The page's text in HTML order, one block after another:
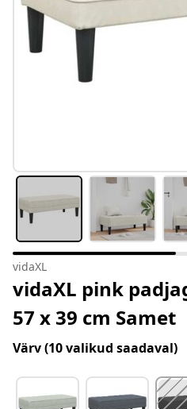
vidaXL
vidaXL pink
57 x 39 cm Samet
Värv(10 valikud saadaval)